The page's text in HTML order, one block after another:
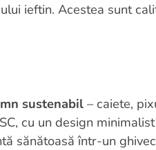
ieftin. Acestea sunt
sustenabil – caiete,
cu un design
sănătoasă într-un